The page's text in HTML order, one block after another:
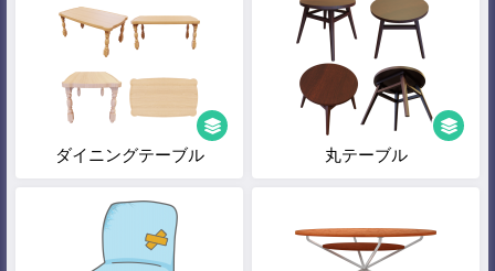
ダイニングテーブル 丸テーブル